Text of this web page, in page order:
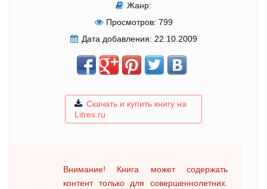
Жанр:
Просмотров: 799
Дата добавления: 22.10.2009
Скачать и купить книгу на
Litres.ru
Внимание! Книга может содержать
контент только для совершеннолетних.